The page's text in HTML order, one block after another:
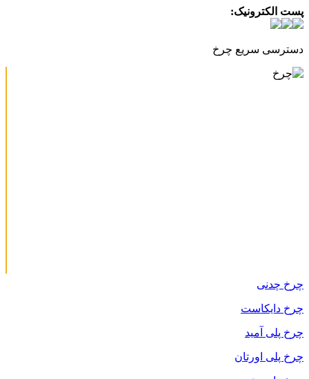
پست الکترونیک:
دسترسی سریع چرخ
چرخ چدنی
چرخ دایکاست
چرخ پلی آمید
چرخ پلی اورتان